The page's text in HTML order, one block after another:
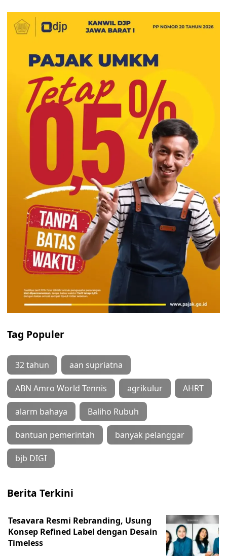
Tag Populer
32 tahun aan supriatna
ABN Amro World Tennis agrikulur AHRT
alarm bahaya Baliho Rubuh
bantuan pemerintah banyak pelanggar
bjb DIGI
Berita Terkini
Tesavara Resmi Rebranding, Usung
Konsep Refined Label dengan Desain
Timeless